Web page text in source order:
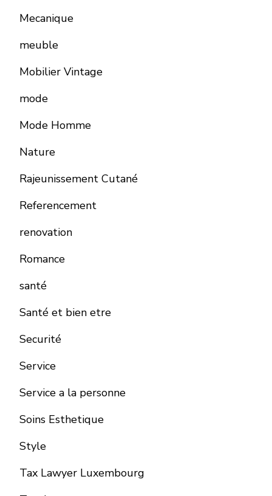
Mecanique
meuble
Mobilier Vintage
mode
Mode Homme
Nature
Rajeunissement Cutané
Referencement
renovation
Romance
santé
Santé et bien etre
Securité
Service
Service a la personne
Soins Esthetique
Style
Tax Lawyer Luxembourg